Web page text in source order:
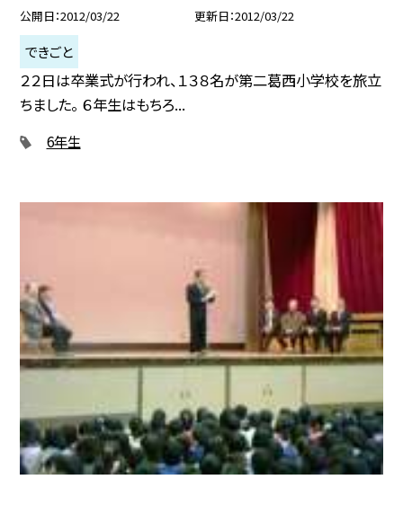
公開日 2012/03/22 更新日 2012/03/22
できごと
２２日は卒業式が行われ、１３８名が第二葛西小学校を旅立
ちました。 ６年生はもちろ...
6年生